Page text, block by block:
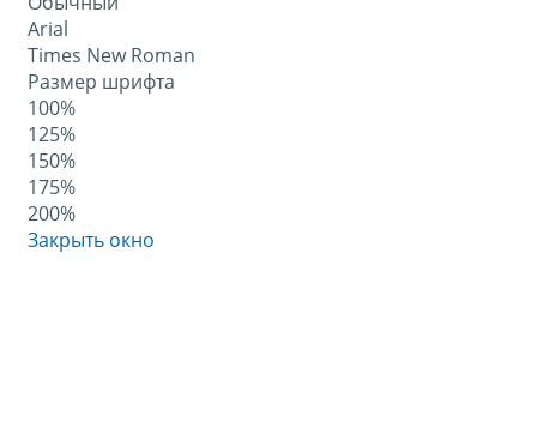
Arial
Times New Roman
Размер шрифта
100%
125%
150%
175%
200%
Закрыть окно